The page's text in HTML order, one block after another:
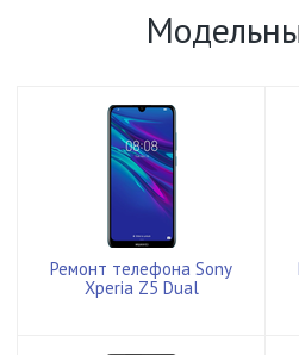
Ремонт телефона Sony
Xperia Z5 Dual